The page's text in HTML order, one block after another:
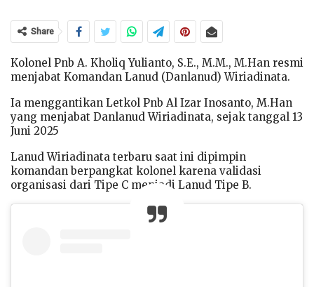
Share
Kolonel Pnb A. Kholiq Yulianto, S.E., M.M., M.Han resmi
menjabat Komandan Lanud (Danlanud) Wiriadinata.
Ia menggantikan Letkol Pnb Al Izar Inosanto, M.Han
yang menjabat Danlanud Wiriadinata, sejak tanggal 13
Juni 2025
Lanud Wiriadinata terbaru saat ini dipimpin
komandan berpangkat kolonel karena validasi
organisasi dari Tipe C menjadi Lanud Tipe B.